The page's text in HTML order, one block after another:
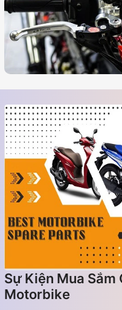
Sự Kiện Mua Sắm
Motorbike